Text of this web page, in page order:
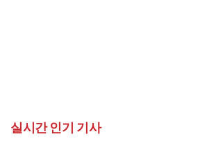
실시간 인기 기사